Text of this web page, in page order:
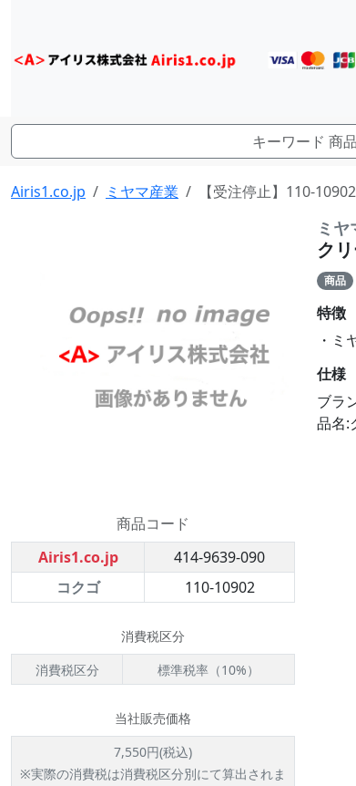
Airis1.co.jp ミヤマ産業 【受注停止】110-
商品コード
Airis1.co.jp
414-9639-090
コクゴ
110-10902
消費税区分
消費税区分
標準税率（10%）
当社販売価格
7,550円(税込)
※実際の消費税は消費税区分別にて算出されま
ミ
ク
商品
特徴
・ミ
仕様
ブラ
品名: